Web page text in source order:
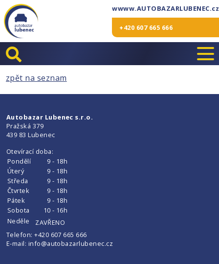
wwww.AUTOBAZARLUBENEC.cz
+420 607 665 666
zpět na seznam
Autobazar Lubenec s.r.o.
Pražská 379
439 83 Lubenec
Otevírací doba:
Pondělí
9 - 18h
Úterý
9 - 18h
Středa
9 - 18h
Čtvrtek
9 - 18h
Pátek
9 - 18h
Sobota
10 - 16h
Neděle
ZAVŘENO
Telefon:+420 607 665 666
E-mail: info@autobazarlubenec.cz